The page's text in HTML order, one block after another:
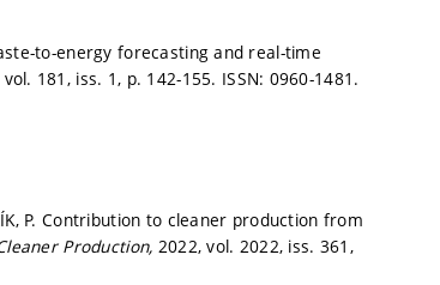
to-energy forecasting and real-time
vol. 181, iss. 1, p. 142-155. ISSN: 0960-1481.
P. Contribution to cleaner production from
Production, 2022, vol. 2022, iss. 361,